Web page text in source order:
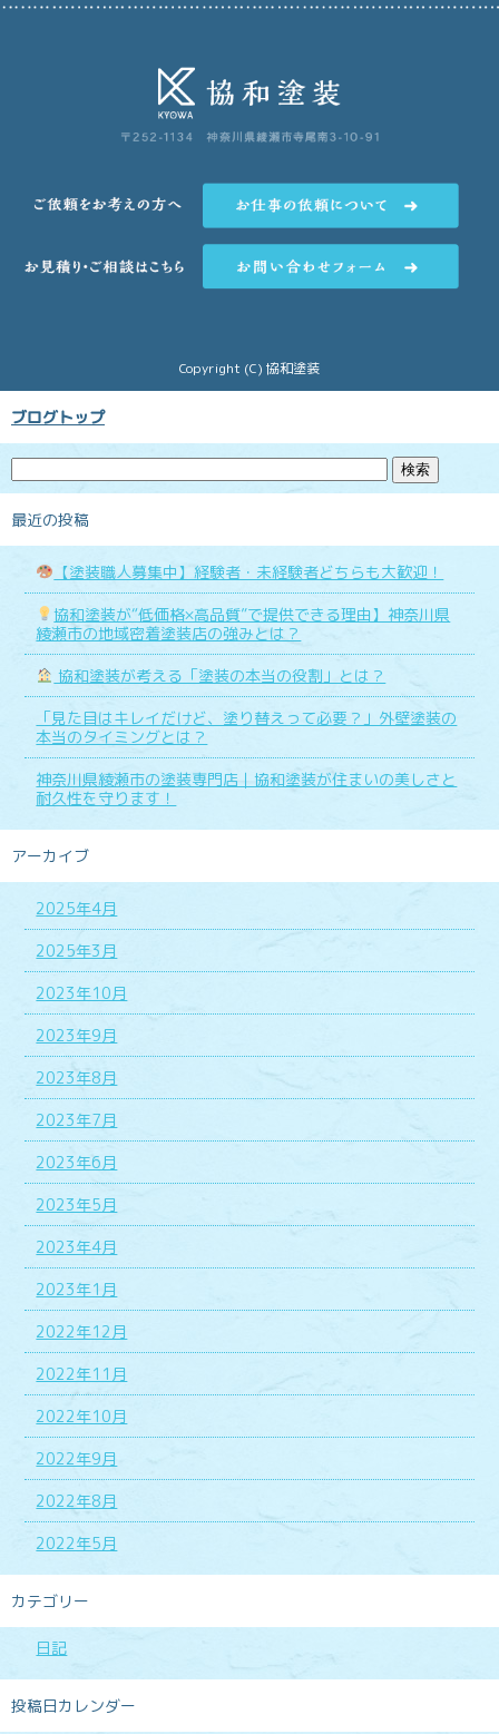
Copyright (C) 協和塗装
ブログトップ
最近の投稿
【塗装職人募集中】経験者・未経験者どちらも大歓迎！
協和塗装が“低価格×高品質”で提供できる理由】神奈川県
綾瀬市の地域密着塗装店の強みとは？
協和塗装が考える「塗装の本当の役割」とは？
「見た目はキレイだけど、塗り替えって必要？」外壁塗装の
本当のタイミングとは？
神奈川県綾瀬市の塗装専門店｜協和塗装が住まいの美しさと
耐久性を守ります！
アーカイブ
2025年4月
2025年3月
2023年10月
2023年9月
2023年8月
2023年7月
2023年6月
2023年5月
2023年4月
2023年1月
2022年12月
2022年11月
2022年10月
2022年9月
2022年8月
2022年5月
カテゴリー
日記
投稿日カレンダー